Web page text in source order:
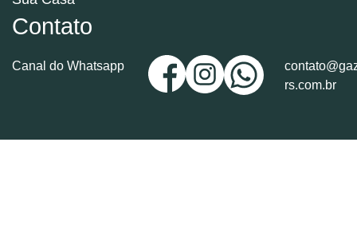
Contato
Canal do Whatsapp
rs.com.br